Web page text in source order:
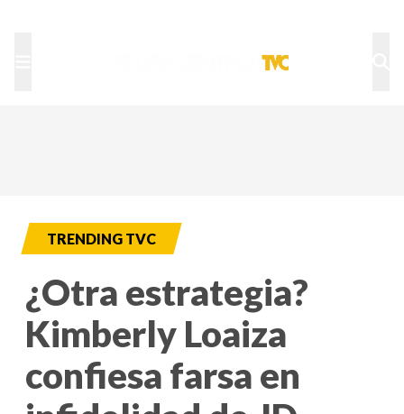
TRENDING TVC
¿Otra estrategia?
Kimberly Loaiza
confiesa farsa en